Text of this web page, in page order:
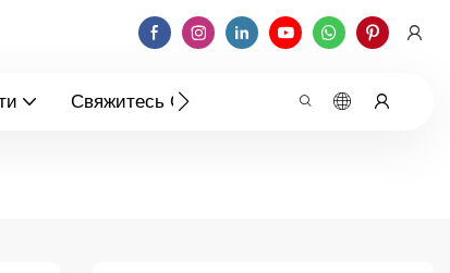
Свяжитесь С Нами